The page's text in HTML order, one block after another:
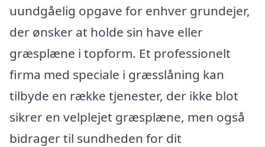
uundgåelig opgave for enhver grundejer,
der ønsker at holde sin have eller
græsplæne i topform. Et professionelt
firma med speciale i græsslåning kan
tilbyde en række tjenester, der ikke blot
sikrer en velplejet græsplæne, men også
bidrager til sundheden for dit